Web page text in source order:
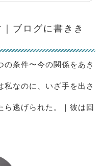
ブログに書きき
条件〜今の関係をあき
私なのに、いざ手を出さ
ら逃げられた。｜彼は回